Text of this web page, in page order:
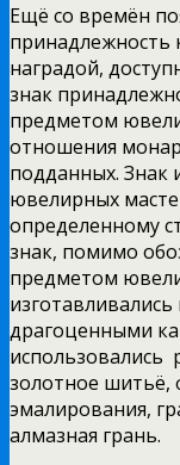
Ещё со времён
принадлежность
наградой,
знак
предметом
отношения
подданных. Знак
ювелирных
определенному
знак, помимо
предметом
драгоценными
использовались
золотное шитьё,
эмалирования,
алмазная грань.